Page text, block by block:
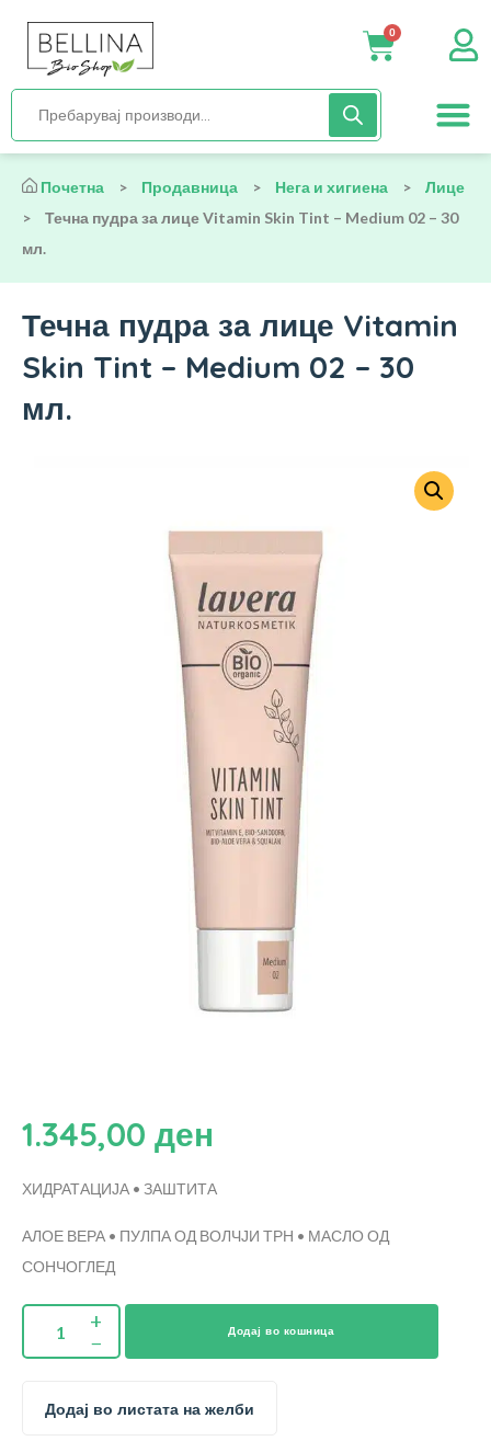
0
Почетна > Продавница > Нега и хигиена >
Лице
>
Течна пудра за лице Vitamin Skin Tint – Medium 02 – 30
мл.
Течна пудра за лице Vitamin
Skin Tint – Medium 02 – 30
мл.
1.345,00 ден
ХИДРАТАЦИЈА • ЗАШТИТА
АЛОЕ ВЕРА • ПУЛПА ОД ВОЛЧЈИ ТРН • МАСЛО ОД
СОНЧОГЛЕД
Додај во кошница
Додај во листата на желби